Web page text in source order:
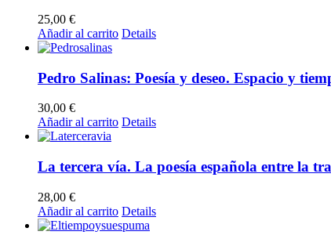
25,00 €
Añadir al carrito Details
Pedro Salinas: Poesía y deseo. Espacio y
30,00 €
Añadir al carrito Details
La tercera vía. La poesía española entre la
28,00 €
Añadir al carrito Details